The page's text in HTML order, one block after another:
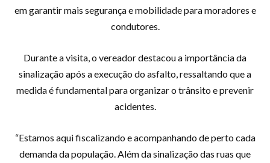
em garantir mais segurança e mobilidade para moradores e
condutores.
Durante a visita, o vereador destacou a importância da
sinalização após a execução do asfalto, ressaltando que a
medida é fundamental para organizar o trânsito e prevenir
acidentes.
“Estamos aqui fiscalizando e acompanhando de perto cada
demanda da população. Além da sinalização das ruas que